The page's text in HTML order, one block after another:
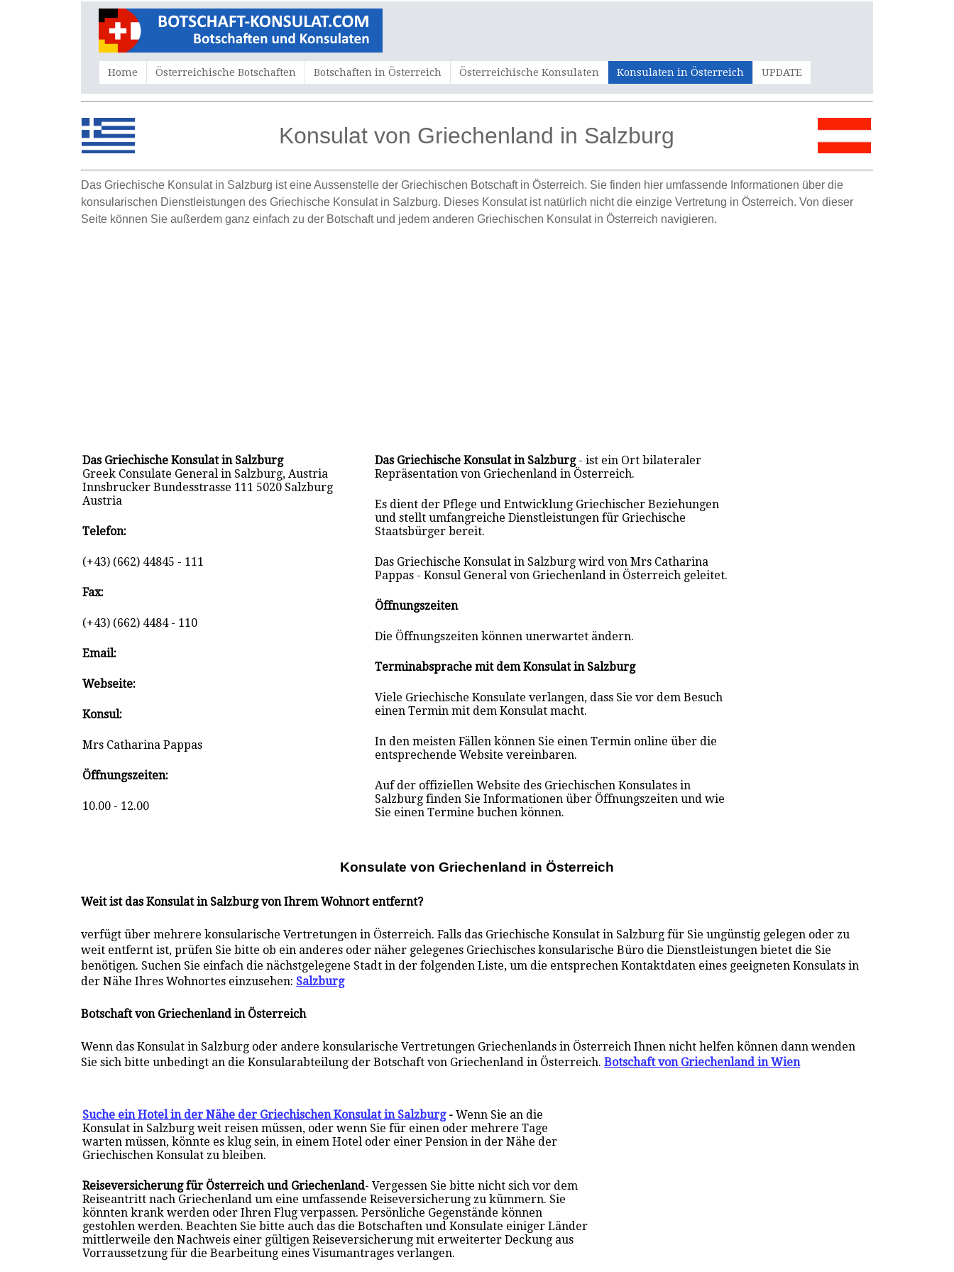
Home Österreichische Botschaften Botschaften in Österreich Österreichische Konsulaten Konsulaten in Österreich UPDATE
Konsulat von Griechenland in Salzburg
Das Griechische Konsulat in Salzburg ist eine Aussenstelle der Griechischen Botschaft in Österreich. Sie finden hier umfassende Informationen über die
konsularischen Dienstleistungen des Griechische Konsulat in Salzburg. Dieses Konsulat ist natürlich nicht die einzige Vertretung in Österreich. Von dieser
Seite können Sie außerdem ganz einfach zu der Botschaft und jedem anderen Griechischen Konsulat in Österreich navigieren.
Das Griechische Konsulat in Salzburg
Greek Consulate General in Salzburg, Austria
Innsbrucker Bundesstrasse 111 5020 Salzburg
Austria
Telefon:
(+43) (662) 44845 - 111
Fax:
(+43) (662) 4484 - 110
Email:
Webseite:
Konsul:
Mrs Catharina Pappas
Öffnungszeiten:
10.00 - 12.00
Das Griechische Konsulat in Salzburg- ist ein Ort bilateraler
Repräsentation von Griechenland in Österreich.
Es dient der Pflege und Entwicklung Griechischer Beziehungen
und stellt umfangreiche Dienstleistungen für Griechische
Staatsbürger bereit.
Das Griechische Konsulat in Salzburg wird von Mrs Catharina
Pappas - Konsul General von Griechenland in Österreich geleitet.
Öffnungszeiten
Die Öffnungszeiten können unerwartet ändern.
Terminabsprache mit dem Konsulat in Salzburg
Viele Griechische Konsulate verlangen, dass Sie vor dem Besuch
einen Termin mit dem Konsulat macht.
In den meisten Fällen können Sie einen Termin online über die
entsprechende Website vereinbaren.
Auf der offiziellen Website des Griechischen Konsulates in
Salzburg finden Sie Informationen über Öffnungszeiten und wie
Sie einen Termine buchen können.
Konsulate von Griechenland in Österreich
Weit ist das Konsulat in Salzburg von Ihrem Wohnort entfernt?
verfügt über mehrere konsularische Vertretungen in Österreich. Falls das Griechische Konsulat in Salzburg für Sie ungünstig gelegen oder zu
weit entfernt ist, prüfen Sie bitte ob ein anderes oder näher gelegenes Griechisches konsularische Büro die Dienstleistungen bietet die Sie
benötigen. Suchen Sie einfach die nächstgelegene Stadt in der folgenden Liste, um die entsprechen Kontaktdaten eines geeigneten Konsulats in
der Nähe Ihres Wohnortes einzusehen: Salzburg
Botschaft von Griechenland in Österreich
Wenn das Konsulat in Salzburg oder andere konsularische Vertretungen Griechenlands in Österreich Ihnen nicht helfen können dann wenden
Sie sich bitte unbedingt an die Konsularabteilung der Botschaft von Griechenland in Österreich.Botschaft von Griechenland in Wien
Suche ein Hotel in der Nähe der Griechischen Konsulat in Salzburg-Wenn Sie an die
Konsulat in Salzburg weit reisen müssen, oder wenn Sie für einen oder mehrere Tage
warten müssen, könnte es klug sein, in einem Hotel oder einer Pension in der Nähe der
Griechischen Konsulat zu bleiben.
Reiseversicherung für Österreich und Griechenland- Vergessen Sie bitte nicht sich vor dem
Reiseantritt nach Griechenland um eine umfassende Reiseversicherung zu kümmern. Sie
könnten krank werden oder Ihren Flug verpassen. Persönliche Gegenstände können
gestohlen werden. Beachten Sie bitte auch das die Botschaften und Konsulate einiger Länder
mittlerweile den Nachweis einer gültigen Reiseversicherung mit erweiterter Deckung aus
Vorraussetzung für die Bearbeitung eines Visumantrages verlangen.